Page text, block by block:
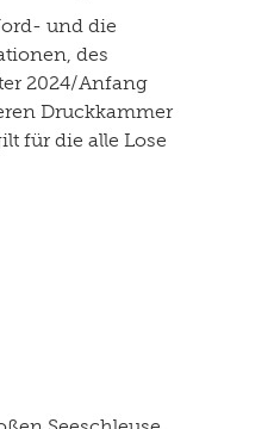
und die
des
2024/Anfang
Druckkammer
für die alle Lose